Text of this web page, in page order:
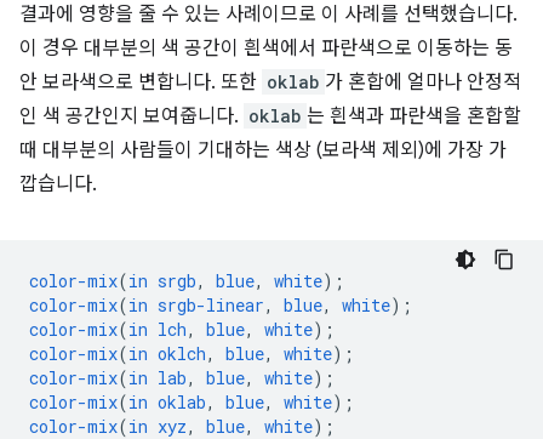
결과에 영향을 줄 수 있는 사례이므로 이 사례를 선택했습니다.
이 경우 대부분의 색 공간이 흰색에서 파란색으로 이동하는 동
안 보라색으로 변합니다. 또한 oklab 가 혼합에 얼마나 안정적
인 색 공간인지 보여줍니다. oklab 는 흰색과 파란색을 혼합할
때 대부분의 사람들이 기대하는 색상 (보라색 제외)에 가장 가
깝습니다.
color-mix(in srgb, blue, white);
color-mix(in srgb-linear, blue, white);
color-mix(in lch, blue, white);
color-mix(in oklch, blue, white);
color-mix(in lab, blue, white);
color-mix(in oklab, blue, white);
color-mix(in xyz, blue, white);